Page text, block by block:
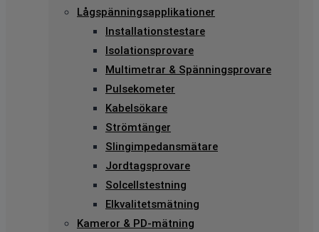
Lågspänningsapplikationer
Installationstestare
Isolationsprovare
Multimetrar & Spänningsprovare
Pulsekometer
Kabelsökare
Strömtänger
Slingimpedansmätare
Jordtagsprovare
Solcellstestning
Elkvalitetsmätning
Kameror & PD-mätning